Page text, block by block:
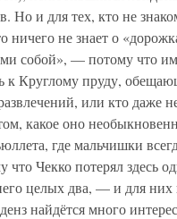
Но и для тех, кто не
ничего не знает о
собой», — потому что
к Круглому пруду,
или кто даже
какое оно
где мальчишки
что Чекко потерял здесь
целых два, — и для них
найдётся много